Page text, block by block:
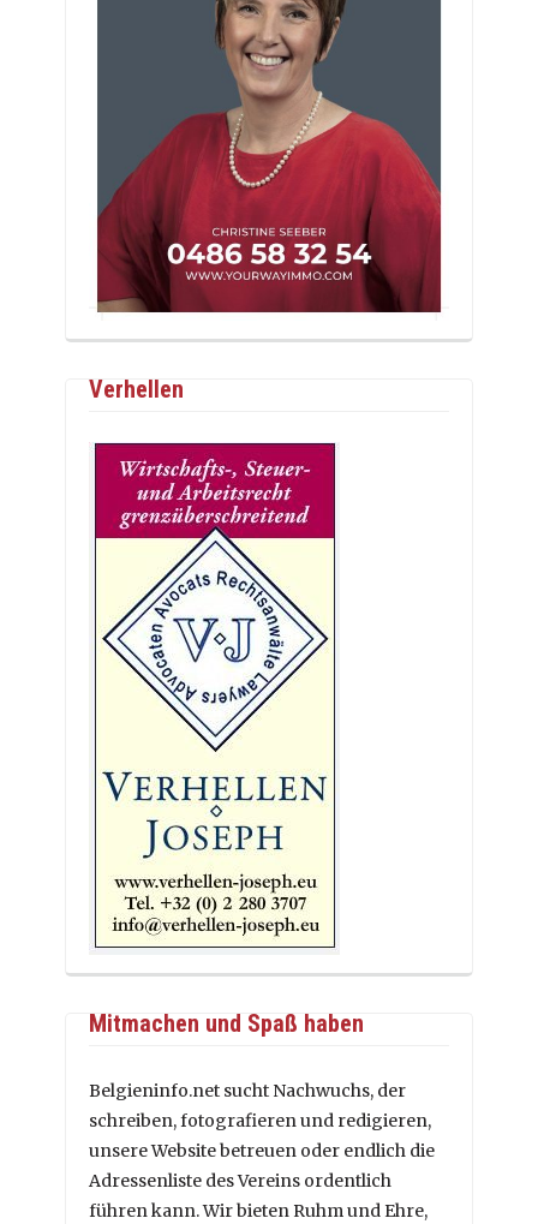
Verhellen
Mitmachen und Spaß haben
Belgieninfo.net sucht Nachwuchs, der
schreiben, fotografieren und redigieren,
unsere Website betreuen oder endlich die
Adressenliste des Vereins ordentlich
führen kann. Wir bieten Ruhm und Ehre,